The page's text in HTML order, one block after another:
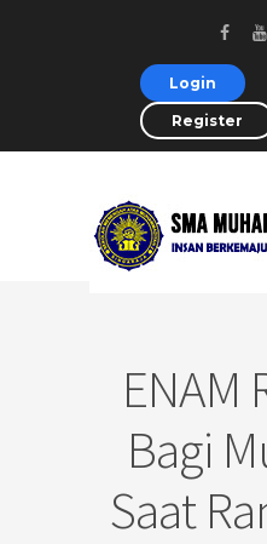
Login
Register
ENAM
Bagi
Saat